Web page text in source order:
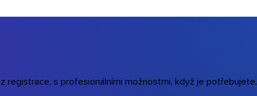
registrace, s profesionálními možnostmi, když je potřebujete.